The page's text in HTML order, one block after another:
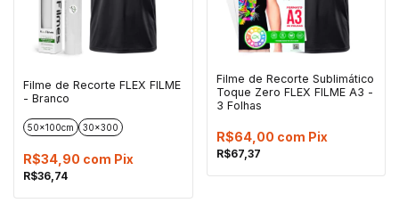
Filme de Recorte FLEX FILME
- Branco
50x100cm 30x300
R$36,74
R$34,90 com Pix
Filme de Recorte Sublimático
Toque Zero FLEX FILME A3 -
3 Folhas
R$67,37
R$64,00 com Pix